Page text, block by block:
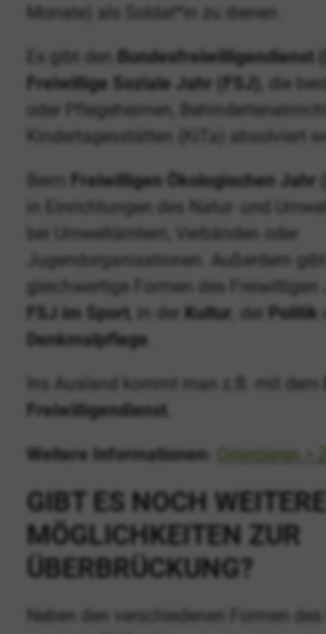
Monate) als Soldat*in zu dienen.
Es gibt den Bundesfreiwilligendienst
Freiwillige Soziale Jahr (FSJ)
, die
oder Pflegeheimen,
Kindertagesstätten (KiTa) absolviert
Beim Freiwilligen Ökologischen Jahr
in Einrichtungen des Natur- und
bei Umweltämtern, Verbänden oder
Jugendorganisationen. Außerdem
gleichwertige Formen des Freiwilligen
FSJ im Sport , in der Kultur , der Politik
Denkmalpflege
Ins Ausland kommt man z.B. mit dem
Freiwilligendienst
Weitere Informationen: Orientieren >
GIBT ES NOCH WEITERE
MÖGLICHKEITEN ZUR
ÜBERBRÜCKUNG?
Neben den verschiedenen Formen des